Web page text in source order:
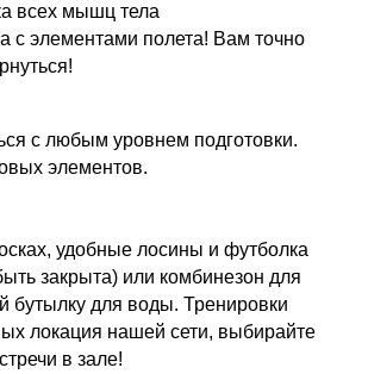
всех мышц тела
с элементами полета! Вам точно
с любым уровнем подготовки.
элементов.
удобные лосины и футболка
закрыта) или комбинезон для
бутылку для воды. Тренировки
локация нашей сети, выбирайте
в зале!